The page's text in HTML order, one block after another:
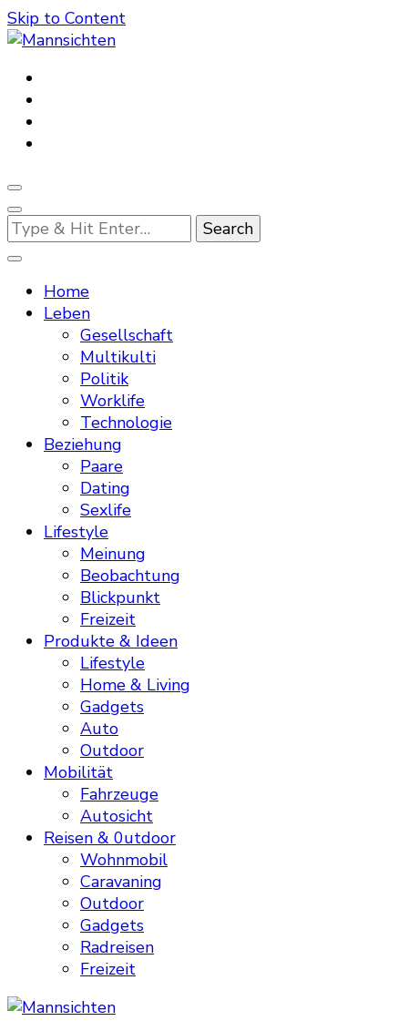
Skip to Content
Mannsichten
Was Männer wollen. Was Männer denken.
Looking
for
Something?
Home
Leben
Gesellschaft
Multikulti
Politik
Worklife
Technologie
Beziehung
Paare
Dating
Sexlife
Lifestyle
Meinung
Beobachtung
Blickpunkt
Freizeit
Produkte & Ideen
Lifestyle
Home & Living
Gadgets
Auto
Outdoor
Mobilität
Fahrzeuge
Autosicht
Reisen & 0utdoor
Wohnmobil
Caravaning
Outdoor
Gadgets
Radreisen
Freizeit